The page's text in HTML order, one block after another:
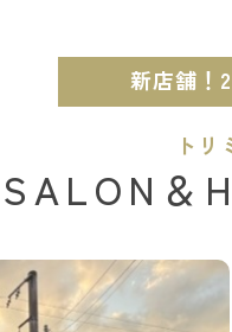
新店舗！
トリ
＆